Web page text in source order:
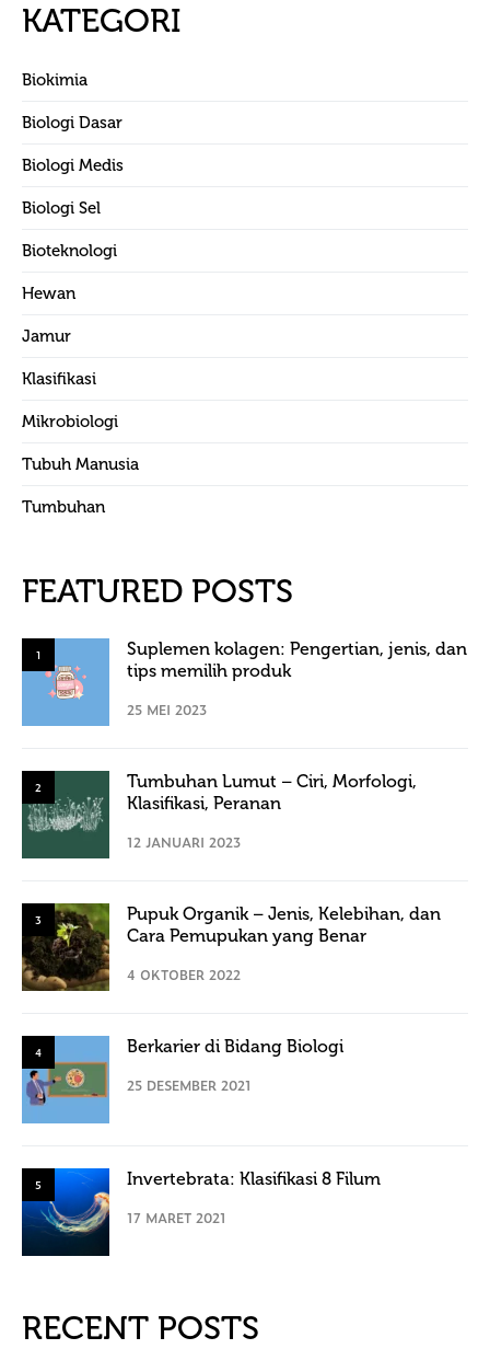
KATEGORI
Biokimia
Biologi Dasar
Biologi Medis
Biologi Sel
Bioteknologi
Hewan
Jamur
Klasifikasi
Mikrobiologi
Tubuh Manusia
Tumbuhan
FEATURED POSTS
1
Suplemen kolagen: Pengertian, jenis, dan
tips memilih produk
25 MEI 2023
2
Tumbuhan Lumut – Ciri, Morfologi,
Klasifikasi, Peranan
12 JANUARI 2023
3
Pupuk Organik – Jenis, Kelebihan, dan
Cara Pemupukan yang Benar
4 OKTOBER 2022
4 Berkarier di Bidang Biologi
25 DESEMBER 2021
5 Invertebrata: Klasifikasi 8 Filum
17 MARET 2021
RECENT POSTS